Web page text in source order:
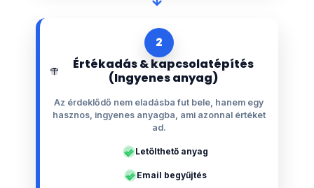
2
Értékadás & kapcsolatépítés
(Ingyenes anyag)
Az érdeklődő nem eladásba fut bele, hanem egy
hasznos, ingyenes anyagba, ami azonnal értéket
ad.
Letölthető anyag
Email begyűjtés